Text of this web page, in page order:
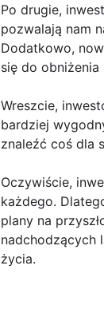
Po drugie,
pozwalają nam
Dodatkowo,
się do
Wreszcie,
bardziej
znaleźć coś dla
Oczywiście,
każdego.
plany na
nadchodzących
życia.